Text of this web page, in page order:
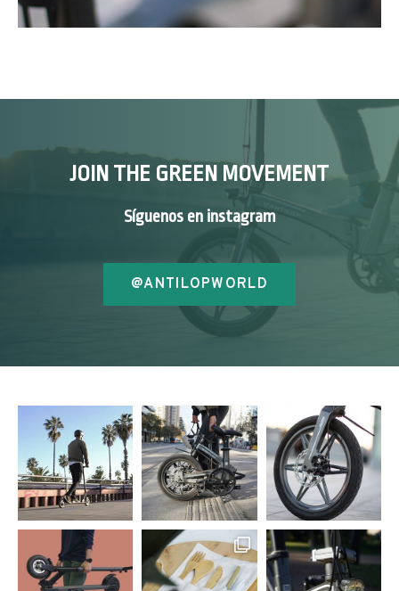
JOIN THE GREEN MOVEMENT
Síguenos en instagram
@ANTILOPWORLD